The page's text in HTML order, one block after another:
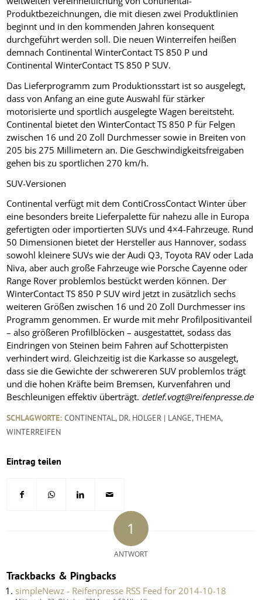
Produktbezeichnungen, die mit diesen zwei Produktlinien
beginnt und in den kommenden Jahren konsequent
durchgeführt werden soll. Die neuen Winterreifen heißen
demnach Continental WinterContact TS 850 P und
Continental WinterContact TS 850 P SUV.
Das Lieferprogramm zum Produktionsstart ist so ausgelegt,
dass von Anfang an eine gute Auswahl für stärker
motorisierte und sportlich ausgelegte Wagen bereitsteht.
Continental bietet den WinterContact TS 850 P für Felgen
zwischen 16 und 20 Zoll Durchmesser sowie in Breiten von
205 bis 275 Millimetern an. Die Geschwindigkeitsfreigaben
gehen bis zu sportlichen 270 km/h.
SUV-Versionen
Continental verfügt mit dem ContiCrossContact Winter über
eine besonders breite Lieferpalette für nahezu alle in Europa
gefertigten oder importierten SUVs und 4×4-Fahrzeuge. Rund
50 Dimensionen bietet der Hersteller aus Hannover, sodass
sowohl kleinere SUVs wie der Audi Q3, Toyota RAV oder Lada
Niva, aber auch große Fahrzeuge wie Porsche Cayenne oder
Range Rover problemlos bestückt werden können. Der
WinterContact TS 850 P SUV wird jetzt in zusätzlich sechs
weiteren Größen zwischen 16 und 20 Zoll Durchmesser ins
Programm genommen. Er wurde mit mehr Profilpositivanteil
– also größeren Profilblöcken – ausgestattet, sodass das
Eindringen von Steinen beim Fahren auf Schotterpisten
verhindert wird. Gleichzeitig ist die Karkasse so ausgelegt,
dass sie die Gewichte der schwereren SUV problemlos trägt
und die hohen Kräfte beim Bremsen, Kurvenfahren und
Beschleunigen effektiv überträgt. detlef.vogt@reifenpresse.de
SCHLAGWORTE: CONTINENTAL, DR. HOLGER | LANGE,THEMA,
WINTERREIFEN
Eintrag teilen
1
ANTWORT
Trackbacks & Pingbacks
simpleNewz - Reifenpresse RSS Feed for 2014-10-18